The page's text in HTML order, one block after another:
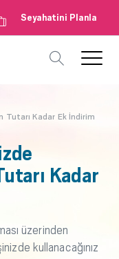
Seyahatini Planla
Tutarı Kadar Ek İndirim
Kadar
üzerinden
kullanacağınız